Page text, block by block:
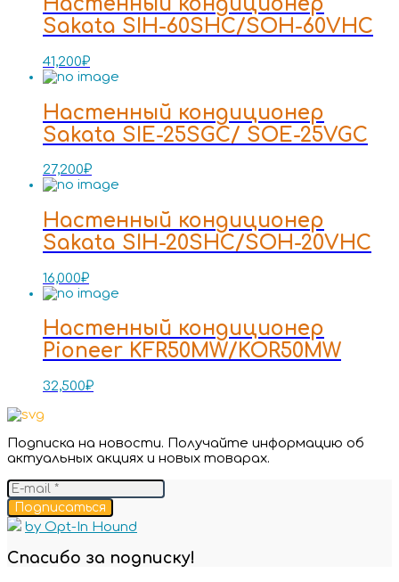
Sakata SIH-60SHC/SOH-60VHC
41,200₽
Настенный кондиционер
Sakata SIE-25SGC/ SOE-25VGC
27,200₽
Настенный кондиционер
Sakata SIH-20SHC/SOH-20VHC
16,000₽
Настенный кондиционер
Pioneer KFR50MW/KOR50MW
32,500₽
Подписка на новости. Получайте информацию об
актуальных акциях и новых товарах.
Подписаться
by Opt-In Hound
Спасибо за подписку!